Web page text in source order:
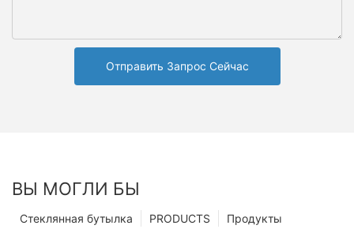
Отправить Запрос Сейчас
ВЫ МОГЛИ БЫ
Продукты
PRODUCTS
Стеклянная бутылка